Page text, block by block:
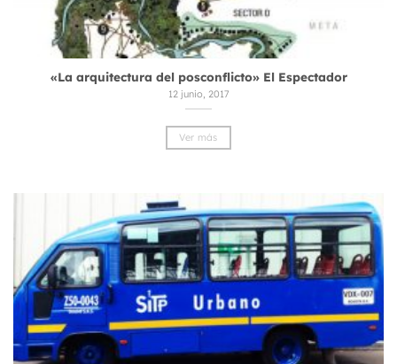
«La arquitectura del posconflicto» El Espectador
12 junio, 2017
Ver más